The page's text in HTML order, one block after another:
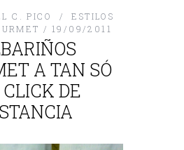
C. PICO
ESTILOS
19/09/2011
A TAN SÓ
DE